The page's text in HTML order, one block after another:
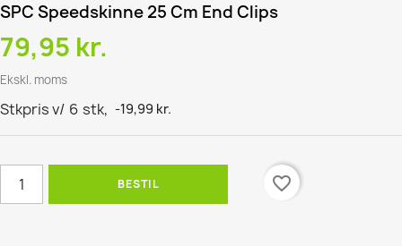
SPC Speedskinne 25 Cm End Clips
79,95 kr.
Ekskl. moms
Stkpris v/ 6 stk, -19,99 kr.
BESTIL favorite_border